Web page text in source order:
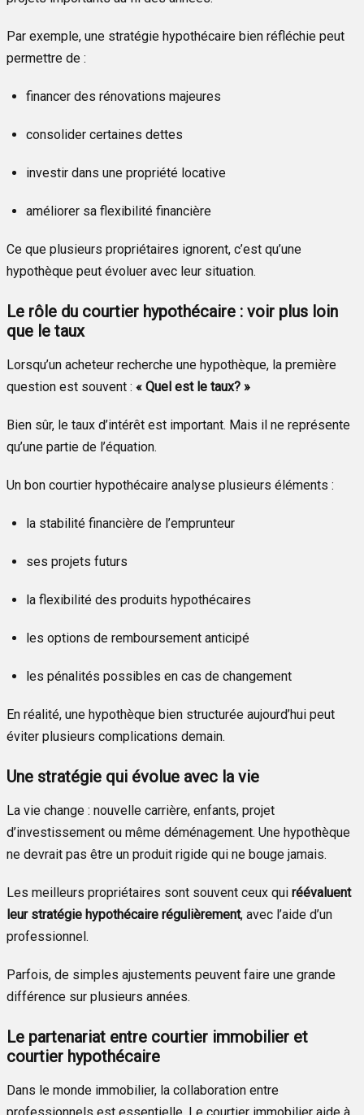
Par exemple, une stratégie hypothécaire bien réfléchie peut
permettre de :
financer des rénovations majeures
consolider certaines dettes
investir dans une propriété locative
améliorer sa flexibilité financière
Ce que plusieurs propriétaires ignorent, c’est qu’une
hypothèque peut évoluer avec leur situation.
Le rôle du courtier hypothécaire : voir plus loin
que le taux
Lorsqu’un acheteur recherche une hypothèque, la première
question est souvent : « Quel est le taux? »
Bien sûr, le taux d’intérêt est important. Mais il ne représente
qu’une partie de l’équation.
Un bon courtier hypothécaire analyse plusieurs éléments :
la stabilité financière de l’emprunteur
ses projets futurs
la flexibilité des produits hypothécaires
les options de remboursement anticipé
les pénalités possibles en cas de changement
En réalité, une hypothèque bien structurée aujourd’hui peut
éviter plusieurs complications demain.
Une stratégie qui évolue avec la vie
La vie change : nouvelle carrière, enfants, projet
d’investissement ou même déménagement. Une hypothèque
ne devrait pas être un produit rigide qui ne bouge jamais.
Les meilleurs propriétaires sont souvent ceux qui réévaluent
leur stratégie hypothécaire régulièrement, avec l’aide d’un
professionnel.
Parfois, de simples ajustements peuvent faire une grande
différence sur plusieurs années.
Le partenariat entre courtier immobilier et
courtier hypothécaire
Dans le monde immobilier, la collaboration entre